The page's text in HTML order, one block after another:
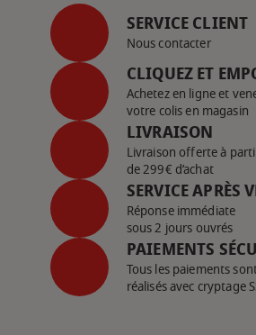
SERVICE CLIENT
Nous contacter
CLIQUEZ ET
Achetez en ligne et
votre colis en magasin
LIVRAISON
Livraison offerte à
de 299€ d’achat
SERVICE APRÈS
Réponse immédiate
sous 2 jours ouvrés
PAIEMENTS
Tous les paiements
réalisés avec cryptage